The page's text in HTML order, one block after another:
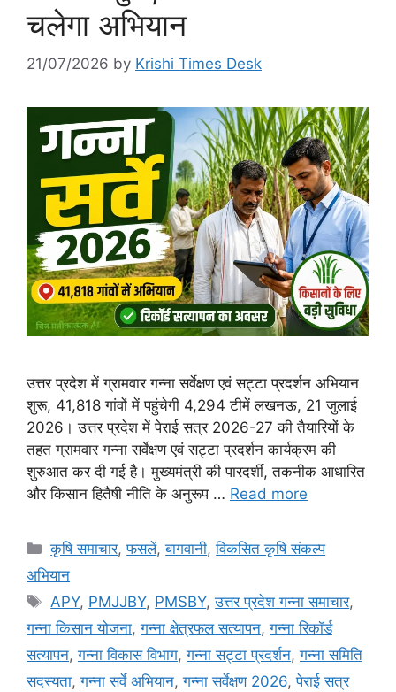
चलेगा अभियान
21/07/2026 by Krishi Times Desk
उत्तर प्रदेश में ग्रामवार गन्ना सर्वेक्षण एवं सट्टा प्रदर्शन अभियान
शुरू, 41,818 गांवों में पहुंचेगी 4,294 टीमें लखनऊ, 21 जुलाई
2026। उत्तर प्रदेश में पेराई सत्र 2026-27 की तैयारियों के
तहत ग्रामवार गन्ना सर्वेक्षण एवं सट्टा प्रदर्शन कार्यक्रम की
शुरुआत कर दी गई है। मुख्यमंत्री की पारदर्शी, तकनीक आधारित
और किसान हितैषी नीति के अनुरूप … Read more
कृषि समाचार,फसलें,बागवानी,विकसित कृषि संकल्प
अभियान
APY, PMJJBY, PMSBY,उत्तर प्रदेश गन्ना समाचार,
गन्ना किसान योजना,गन्ना क्षेत्रफल सत्यापन,गन्ना रिकॉर्ड
सत्यापन,गन्ना विकास विभाग,गन्ना सट्टा प्रदर्शन,गन्ना समिति
सदस्यता,गन्ना सर्वे अभियान,गन्ना सर्वेक्षण 2026,पेराई सत्र